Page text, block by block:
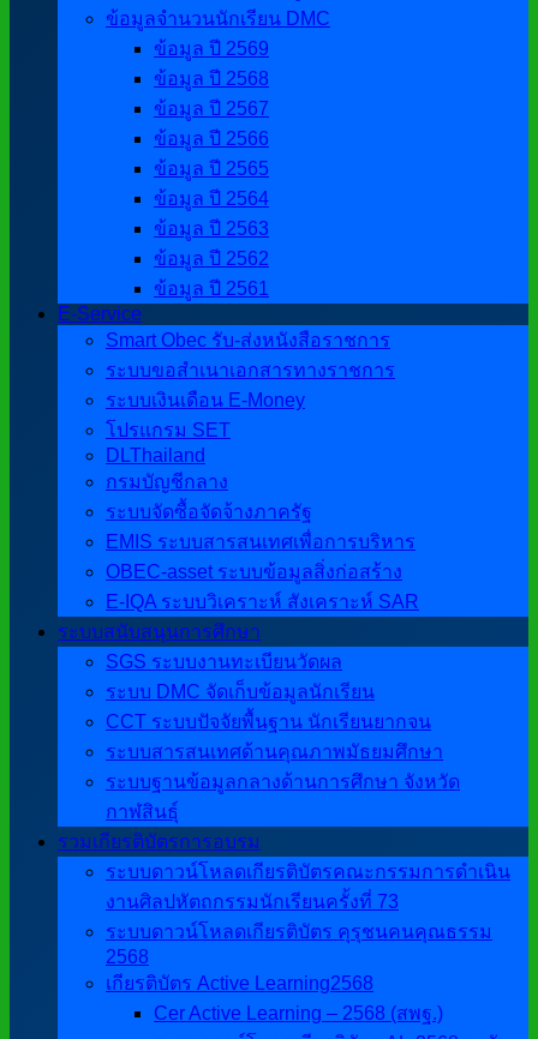
ข้อมูลจำนวนนักเรียน DMC
ข้อมูล ปี 2569
ข้อมูล ปี 2568
ข้อมูล ปี 2567
ข้อมูล ปี 2566
ข้อมูล ปี 2565
ข้อมูล ปี 2564
ข้อมูล ปี 2563
ข้อมูล ปี 2562
ข้อมูล ปี 2561
E-Service
Smart Obec รับ-ส่งหนังสือราชการ
ระบบขอสำเนาเอกสารทางราชการ
ระบบเงินเดือน E-Money
โปรแกรม SET
DLThailand
กรมบัญชีกลาง
ระบบจัดซื้อจัดจ้างภาครัฐ
EMIS ระบบสารสนเทศเพื่อการบริหาร
OBEC-asset ระบบข้อมูลสิ่งก่อสร้าง
E-IQA ระบบวิเคราะห์ สังเคราะห์ SAR
ระบบสนับสนุนการศึกษา
SGS ระบบงานทะเบียนวัดผล
ระบบ DMC จัดเก็บข้อมูลนักเรียน
CCT ระบบปัจจัยพื้นฐาน นักเรียนยากจน
ระบบสารสนเทศด้านคุณภาพมัธยมศึกษา
ระบบฐานข้อมูลกลางด้านการศึกษา จังหวัด
กาฬสินธุ์
รวมเกียรติบัตรการอบรม
ระบบดาวน์โหลดเกียรติบัตรคณะกรรมการดำเนิน
งานศิลปหัตถกรรมนักเรียนครั้งที่ 73
ระบบดาวน์โหลดเกียรติบัตร คุรุชนคนคุณธรรม
2568
เกียรติบัตร Active Learning2568
Cer Active Learning – 2568 (สพฐ.)